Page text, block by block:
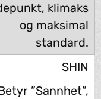
klimaks
og maksimal
standard.
SHIN
”Sannhet”,